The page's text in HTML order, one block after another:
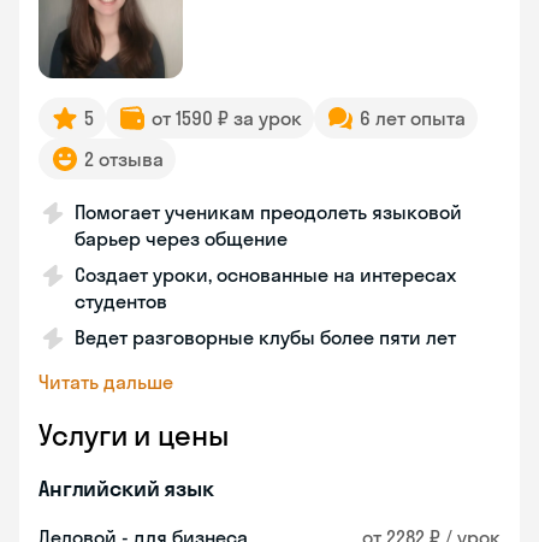
5 от 1590 ₽ за урок
6 лет опыта
2 отзыва
Помогает ученикам преодолеть языковой
барьер через общение
Создает уроки, основанные на интересах
студентов
Ведет разговорные клубы более пяти лет
Читать дальше
Услуги и цены
Английский язык
Деловой - для бизнеса от 2282 ₽ / урок